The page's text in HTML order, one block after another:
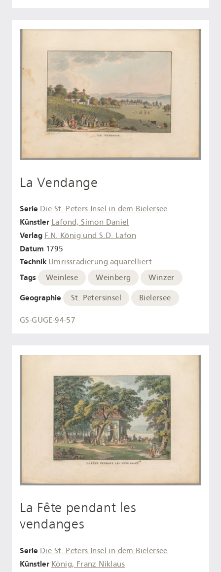
La Vendange
Serie Die St. Peters Insel in dem Bielersee
Künstler Lafond, Simon Daniel
Verlag F.N. König und S.D. Lafon
Datum 1795
Technik Umrissradierung aquarelliert
Tags Weinlese Weinberg Winzer
Geographie St. Petersinsel Bielersee
GS-GUGE-94-57
La Fête pendant les
vendanges
Serie Die St. Peters Insel in dem Bielersee
Künstler König, Franz Niklaus